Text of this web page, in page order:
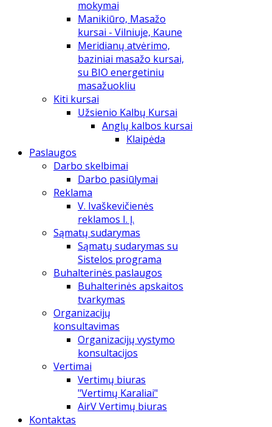
mokymai
Manikiūro, Masažo
kursai - Vilniuje, Kaune
Meridianų atvėrimo,
baziniai masažo kursai,
su BIO energetiniu
masažuokliu
Kiti kursai
Užsienio Kalbų Kursai
Anglų kalbos kursai
Klaipėda
Paslaugos
Darbo skelbimai
Darbo pasiūlymai
Reklama
V. Ivaškevičienės
reklamos I. Į.
Sąmatų sudarymas
Sąmatų sudarymas su
Sistelos programa
Buhalterinės paslaugos
Buhalterinės apskaitos
tvarkymas
Organizacijų
konsultavimas
Organizacijų vystymo
konsultacijos
Vertimai
Vertimų biuras
"Vertimų Karaliai"
AirV Vertimų biuras
Kontaktas